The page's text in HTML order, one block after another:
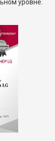
уровне.